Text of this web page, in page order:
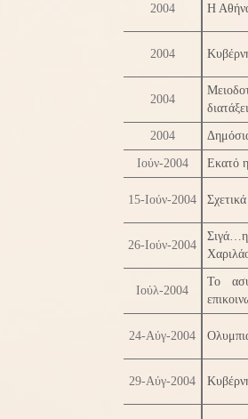
2004 Η
2004
2004
2004
Ιούν-2004 Εκατό
15-Ιούν-2004
26-Ιούν-2004
Σιγά…η
Ιούλ-2004
Το
24-Αύγ-2004
29-Αύγ-2004